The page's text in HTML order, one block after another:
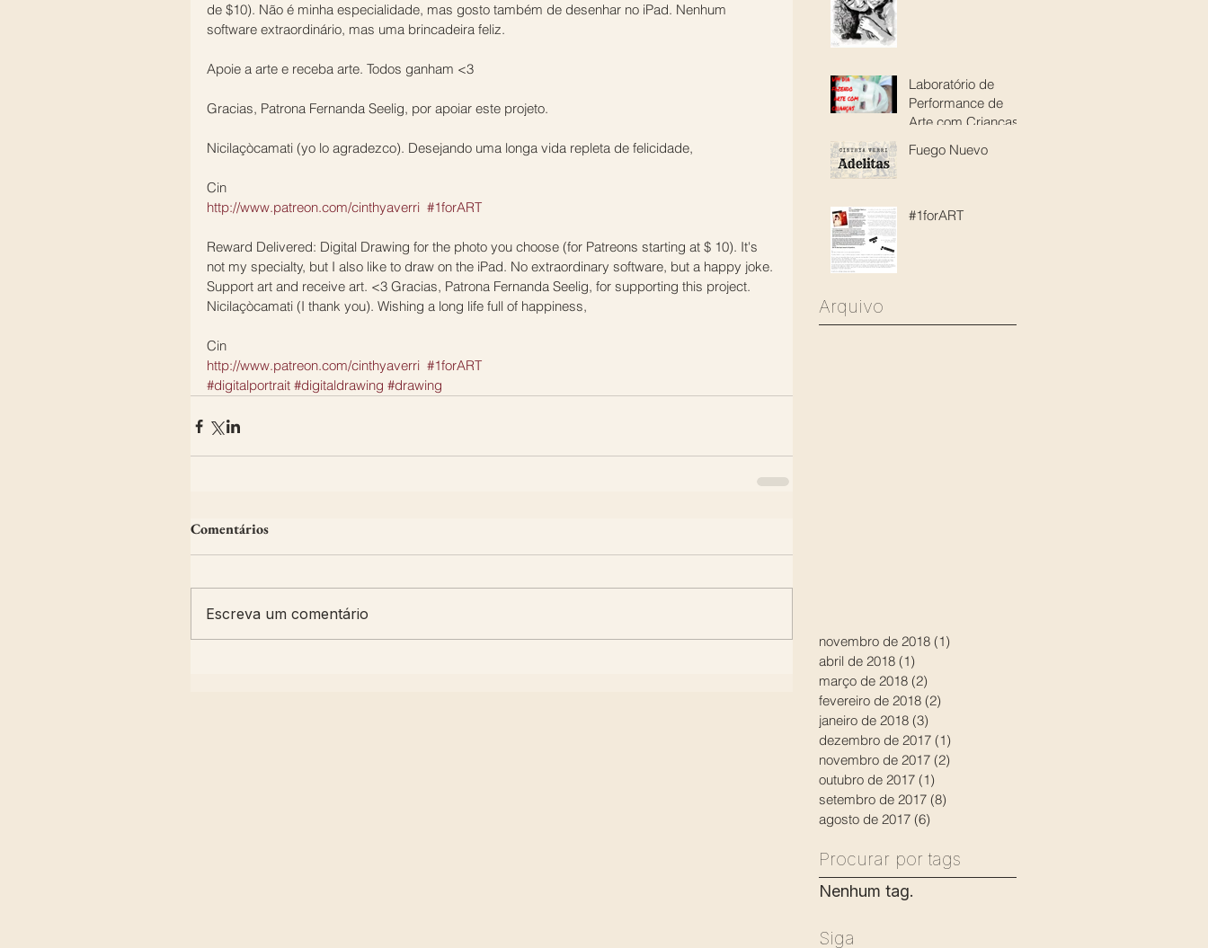
de $10). Não é minha especialidade, mas gosto também de desenhar no iPad. Nenhum
software extraordinário, mas uma brincadeira feliz.
Apoie a arte e receba arte. Todos ganham <3
Gracias, Patrona Fernanda Seelig, por apoiar este projeto.
Nicilaçòcamati (yo lo agradezco). Desejando uma longa vida repleta de felicidade,
Cin
http://www.patreon.com/cinthyaverri #1forART
Reward Delivered: Digital Drawing for the photo you choose (for Patreons starting at $ 10). It's
not my specialty, but I also like to draw on the iPad. No extraordinary software, but a happy joke.
Support art and receive art. <3 Gracias, Patrona Fernanda Seelig, for supporting this project.
Nicilaçòcamati (I thank you). Wishing a long life full of happiness,
Cin
http://www.patreon.com/cinthyaverri #1forART
#digitalportrait #digitaldrawing #drawing
Comentários
Escreva um comentário
Laboratório de
Performance de
Arte com Crianças
Fuego Nuevo
#1forART
Arquivo
novembro de 2018 (1)
abril de 2018 (1)
março de 2018 (2)
fevereiro de 2018 (2)
janeiro de 2018 (3)
dezembro de 2017 (1)
novembro de 2017 (2)
outubro de 2017 (1)
setembro de 2017 (8)
agosto de 2017 (6)
Procurar por tags
Nenhum tag.
Siga